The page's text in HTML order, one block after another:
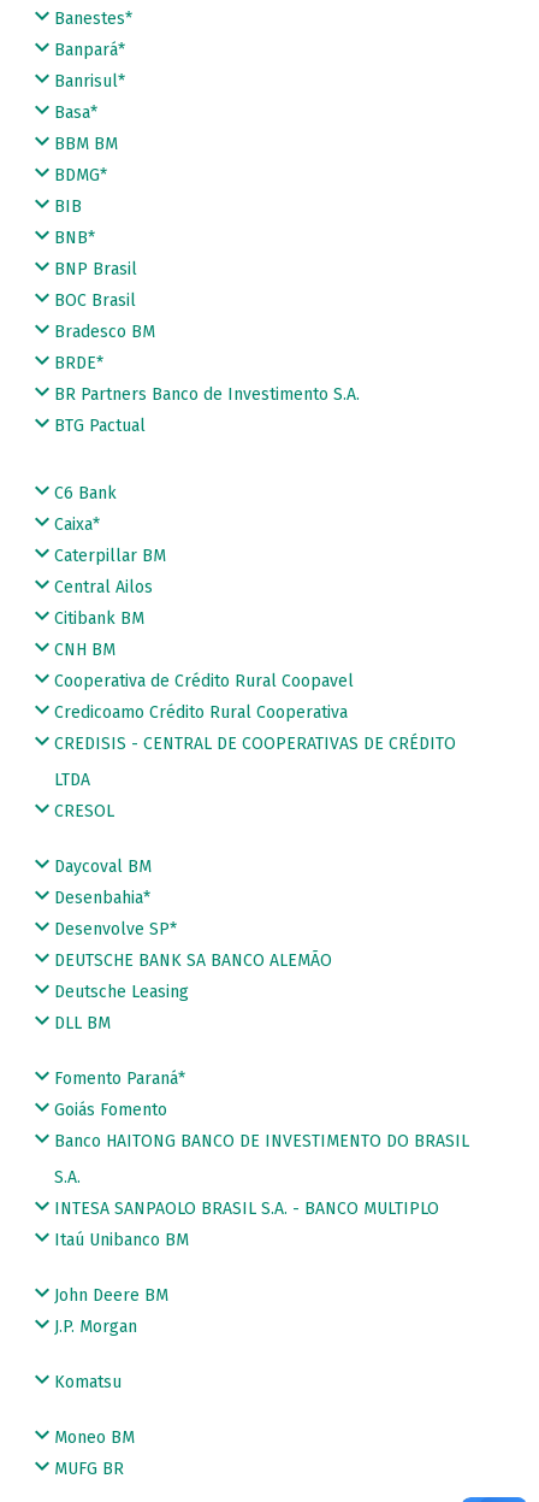
Banestes*
Banpará*
Banrisul*
Basa*
BBM BM
BDMG*
BIB
BNB*
BNP Brasil
BOC Brasil
Bradesco BM
BRDE*
BR Partners Banco de Investimento S.A.
BTG Pactual
C6 Bank
Caixa*
Caterpillar BM
Central Ailos
Citibank BM
CNH BM
Cooperativa de Crédito Rural Coopavel
Credicoamo Crédito Rural Cooperativa
CREDISIS - CENTRAL DE COOPERATIVAS DE CRÉDITO
LTDA
CRESOL
Daycoval BM
Desenbahia*
Desenvolve SP*
DEUTSCHE BANK SA BANCO ALEMÃO
Deutsche Leasing
DLL BM
Fomento Paraná*
Goiás Fomento
Banco HAITONG BANCO DE INVESTIMENTO DO BRASIL
S.A.
INTESA SANPAOLO BRASIL S.A. - BANCO MULTIPLO
Itaú Unibanco BM
John Deere BM
J.P. Morgan
Komatsu
Moneo BM
MUFG BR